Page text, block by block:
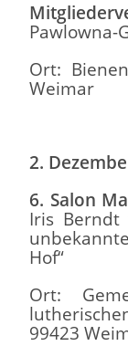
Pawlowna-
Ort:
Weimar
2.
6. Salon
Iris Berndt
Hof“
Ort:
99423